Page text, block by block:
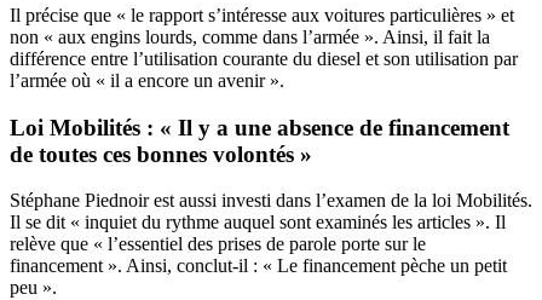
Il précise que « le rapport s’intéresse aux voitures particulières » et
non « aux engins lourds, comme dans l’armée ». Ainsi, il fait la
différence entre l’utilisation courante du diesel et son utilisation par
l’armée où « il a encore un avenir ».
Loi Mobilités : « Il y a une absence de financement
de toutes ces bonnes volontés »
Stéphane Piednoir est aussi investi dans l’examen de la loi Mobilités.
Il se dit « inquiet du rythme auquel sont examinés les articles ». Il
relève que « l’essentiel des prises de parole porte sur le
financement ». Ainsi, conclut-il : « Le financement pèche un petit
peu ».